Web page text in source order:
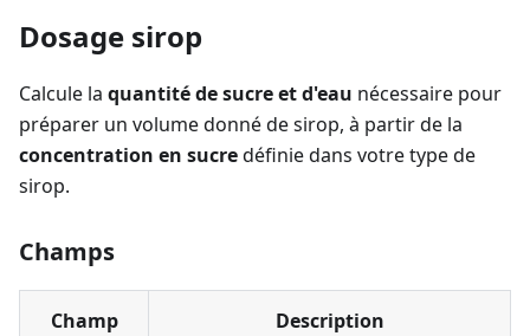
Dosage sirop
Calcule la quantité de sucre et d'eau nécessaire pour
préparer un volume donné de sirop, à partir de la
concentration en sucredéfinie dans votre type de
sirop.
Champs
Champ Description